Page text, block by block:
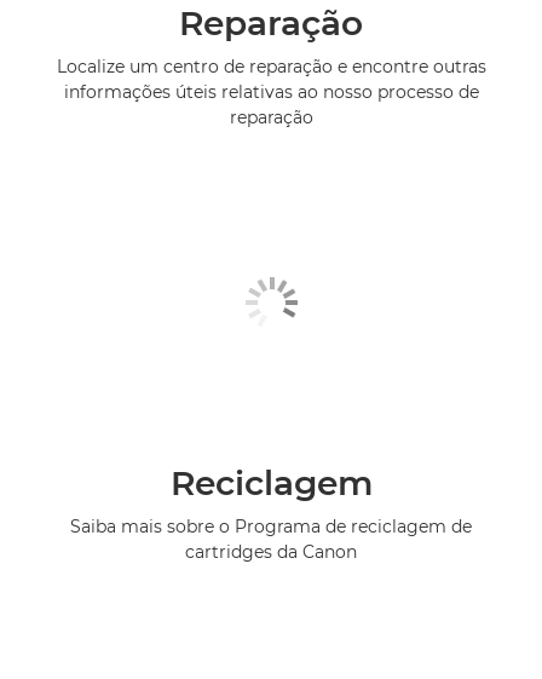
Reparação
Localize um centro de reparação e encontre outras
informações úteis relativas ao nosso processo de
reparação
Reciclagem
Saiba mais sobre o Programa de reciclagem de
cartridges da Canon